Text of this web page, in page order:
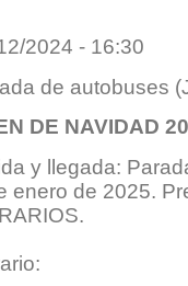
2024 - 16:30
de autobuses
DE NAVIDAD
y llegada:
enero de 2025.